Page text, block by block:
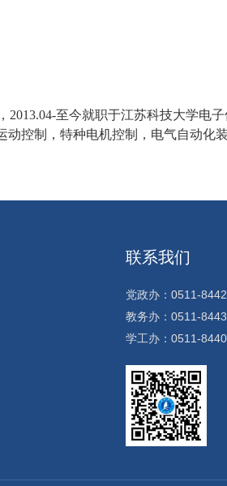
至今就职于江苏科技大学电
控制，特种电机控制，电气自动化装
联系我们
党政办：0511-
教务办：0511-
学工办：0511-